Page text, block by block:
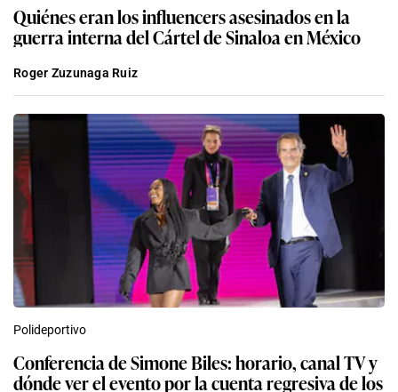
Quiénes eran los influencers asesinados en la
guerra interna del Cártel de Sinaloa en México
Roger Zuzunaga Ruiz
Polideportivo
Conferencia de Simone Biles: horario, canal TV y
dónde ver el evento por la cuenta regresiva de los